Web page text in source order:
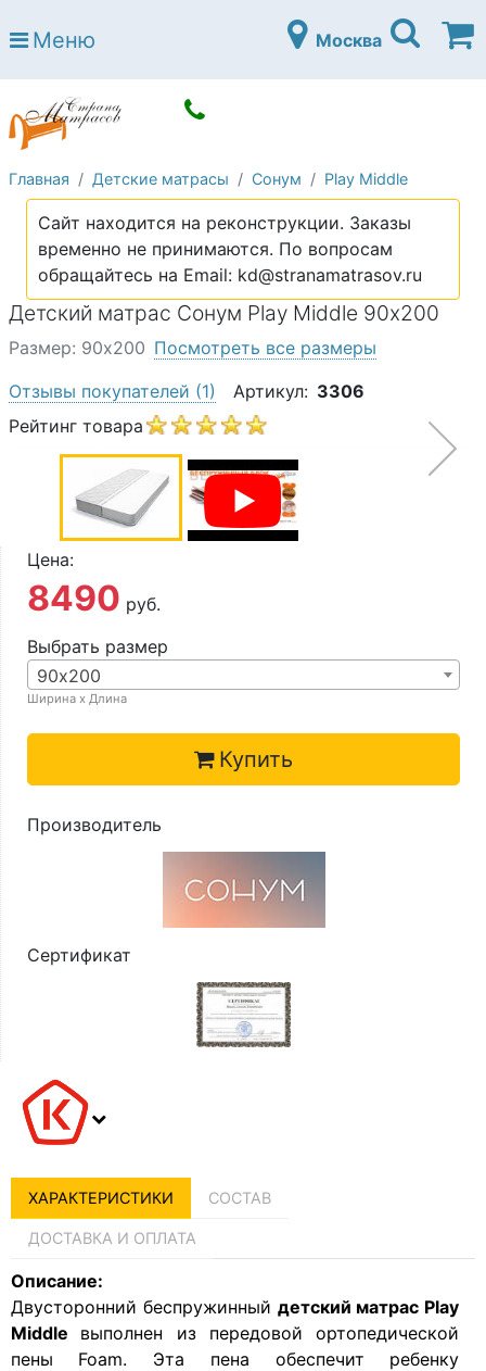
Страна матрасов
Open submenu (Матрасы)
Open submenu (Кровати)
Кровати
Open submenu (Аксессуары)
Open submenu (Диваны)
Диваны
Open submenu (Постельное белье)
Постельное белье
Open submenu (Мебель)
Мебель
Open submenu (Основания)
Основания
Open submenu (Детские матрасы)
Open submenu (Детские кровати)
Детские кровати
Шкафы
О компании
Контакты
Доставка по городу
Меню Москва
Главная Детские матрасы Сонум Play Middle
Сайт находится на реконструкции. Заказы
временно не принимаются. По вопросам
обращайтесь на Email: kd@stranamatrasov.ru
Детский матрас Сонум Play Middle 90х200
Размер: 90х200 Посмотреть все размеры
Отзывы покупателей (1) Артикул: 3306
Рейтинг товара
Цена:
8490 руб.
Выбрать размер
90х200
Ширина х Длина
Купить
Производитель
Сертификат
ХАРАКТЕРИСТИКИ СОСТАВ
ДОСТАВКА И ОПЛАТА
Описание:
Двусторонний беспружинный детский матрас Play
Middle выполнен из передовой ортопедической
пены Foam. Эта пена обеспечит ребенку